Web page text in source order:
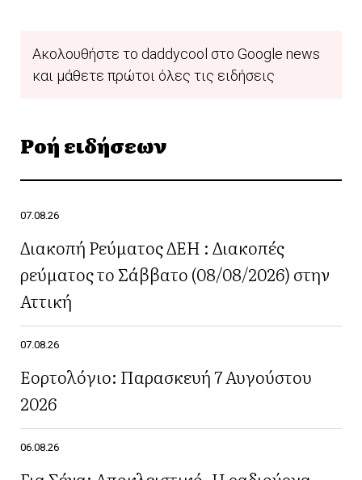
Ακολουθήστε το daddycool στο Google news
και μάθετε πρώτοι όλες τις ειδήσεις
Ροή ειδήσεων
07.08.26
Διακοπή Ρεύματος ΔΕΗ : Διακοπές
ρεύματος το Σάββατο (08/08/2026) στην
Αττική
07.08.26
Εορτολόγιο: Παρασκευή 7 Αυγούστου
2026
06.08.26